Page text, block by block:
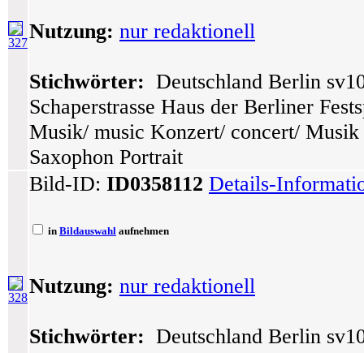
327Nutzung: nur redaktionell
Stichwörter: Deutschland Berlin
Schaperstrasse Haus der Berliner
Musik/ music Konzert/ concert/
Saxophon Portrait
328
Bild-ID: ID0358112 Details-
in Bildauswahl aufnehmen
Nutzung: nur redaktionell
Stichwörter: Deutschland Berlin